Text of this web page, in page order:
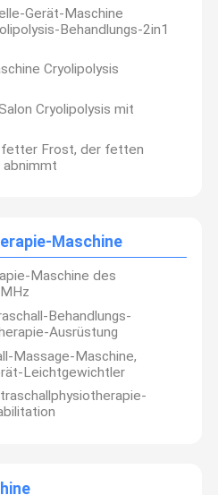
Gerät-Maschine
Behandlungs-2in1
Cryolipolysis
Cryolipolysis mit
fetter Frost, der fetten
abnimmt
Maschine
Maschine des
Behandlungs-
Ausrüstung
Massage-Maschine,
Leichtgewichtler